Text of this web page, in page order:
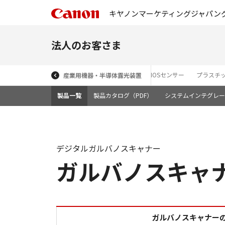
キヤノンマーケティングジャパン
法人のお客さま
産業用機器・半導体露光装置
光学計測機器 レーザー干渉計 CMOSセンサー プラスチ
製品一覧 製品カタログ（PDF） システムインテグレ
ガルバノスキャ
デジタルガルバノスキャナー
ガルバノスキャナー